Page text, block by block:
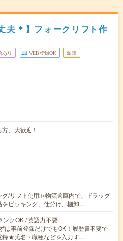
夫＊】フォークリフト作
あり WEB登録OK 派遣
、大歓迎！
/リフト使用≫物流倉庫内で、ドラッグ
をピッキング、仕分け、棚卸…
ンクOK / 英語力不要
は事前登録だけでもOK！履歴書不要で
録★氏名・職種などを入力す…